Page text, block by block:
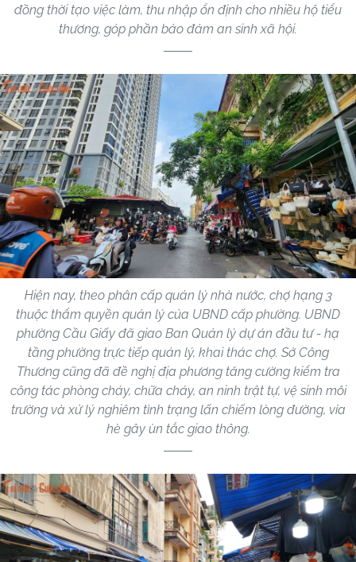
đồng thời tạo việc làm, thu nhập ổn định cho nhiều hộ tiểu
thương, góp phần bảo đảm an sinh xã hội.
Hiện nay, theo phân cấp quản lý nhà nước, chợ hạng 3
thuộc thẩm quyền quản lý của UBND cấp phường. UBND
phường Cầu Giấy đã giao Ban Quản lý dự án đầu tư - hạ
tầng phường trực tiếp quản lý, khai thác chợ. Sở Công
Thương cũng đã đề nghị địa phương tăng cường kiểm tra
công tác phòng cháy, chữa cháy, an ninh trật tự, vệ sinh môi
trường và xử lý nghiêm tình trạng lấn chiếm lòng đường, vỉa
hè gây ùn tắc giao thông.